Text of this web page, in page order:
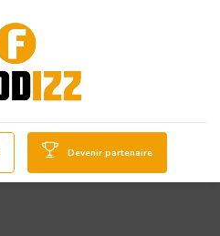
Devenir partenaire